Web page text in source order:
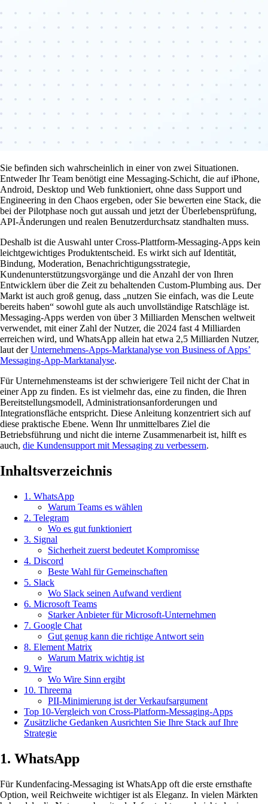
Sie befinden sich wahrscheinlich in einer von zwei Situationen.
Entweder Ihr Team benötigt eine Messaging-Schicht, die auf iPhone,
Android, Desktop und Web funktioniert, ohne dass Support und
Engineering in den Chaos ergeben, oder Sie bewerten eine Stack, die
bei der Pilotphase noch gut aussah und jetzt der Überlebensprüfung,
API-Änderungen und realen Benutzerdurchsatz standhalten muss.
Deshalb ist die Auswahl unter Cross-Plattform-Messaging-Apps kein
leichtgewichtiges Produktentscheid. Es wirkt sich auf Identität,
Bindung, Moderation, Benachrichtigungsstrategie,
Kundenunterstützungsvorgänge und die Anzahl der von Ihren
Entwicklern über die Zeit zu behaltenden Custom-Plumbing aus. Der
Markt ist auch groß genug, dass „nutzen Sie einfach, was die Leute
bereits haben“ sowohl gute als auch unvollständige Ratschläge ist.
Messaging-Apps werden von über 3 Milliarden Menschen weltweit
verwendet, mit einer Zahl der Nutzer, die 2024 fast 4 Milliarden
erreichen wird, und WhatsApp allein hat etwa 2,5 Milliarden Nutzer,
laut derUnternehmens-Apps-Marktanalyse von Business of Apps’
Messaging-App-Marktanalyse.
Für Unternehmensteams ist der schwierigere Teil nicht der Chat in
einer App zu finden. Es ist vielmehr das, eine zu finden, die Ihren
Bereitstellungsmodell, Administrationsanforderungen und
Integrationsfläche entspricht. Diese Anleitung konzentriert sich auf
diese praktische Ebene. Wenn Ihr unmittelbares Ziel die
Betriebsführung und nicht die interne Zusammenarbeit ist, hilft es
auch, die Kundensupport mit Messaging zu verbessern.
Inhaltsverzeichnis
1. WhatsApp
Warum Teams es wählen
2. Telegram
Wo es gut funktioniert
3. Signal
Sicherheit zuerst bedeutet Kompromisse
4. Discord
Beste Wahl für Gemeinschaften
5. Slack
Wo Slack seinen Aufwand verdient
6. Microsoft Teams
Starker Anbieter für Microsoft-Unternehmen
7. Google Chat
Gut genug kann die richtige Antwort sein
8. Element Matrix
Warum Matrix wichtig ist
9. Wire
Wo Wire Sinn ergibt
10. Threema
PII-Minimierung ist der Verkaufsargument
Top 10-Vergleich von Cross-Platform-Messaging-Apps
Zusätzliche Gedanken Ausrichten Sie Ihre Stack auf Ihre
Strategie
1. WhatsApp
Für Kundenfacing-Messaging ist WhatsApp oft die erste ernsthafte
Option, weil Reichweite wichtiger ist als Eleganz. In vielen Märkten